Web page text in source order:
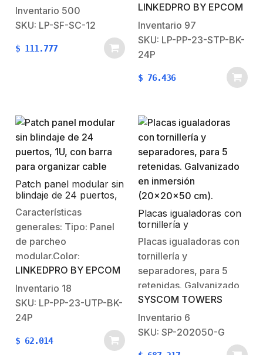
instalaciones aéreas. Se
puede instalar
cable de fibra ADSS sin
Inventario 500
SKU: LP-SF-SC-12
$ 111.777
Negro.No. de puertos:
24. Unidades de rack:
1.Compatible solo con
jacks de Linkedpro con
180º:LPKJ549WH,
LPKJ6A04, LPKJ6AS04,
LPKJ5S04, LPKJ6S04. 1
año de garantía
LINKEDPRO BY EPCOM
Inventario 97
SKU: LP-PP-23-STP-BK-
24P
$ 76.436
Patch panel modular sin
blindaje de 24 puertos,
1U, con barra para
organizar cable
Características
generales: Tipo: Panel
de parcheo
modular.Color:
Negro.No. de puertos:
24. Unidades de rack:
1.Compatible solo con
jacks de Linkedpro con
180º:LPKJ549WH, LPKJ649WH,
LINKEDPRO BY EPCOM
Inventario 18
SKU: LP-PP-23-UTP-BK-
24P
$ 62.014
Placas igualadoras con
tornillería y
separadores, para 5
retenidas. Galvanizado
en inmersión
(20x20x50 cm).
Placas igualadoras con
tornillería y
separadores, para 5
retenidas. Galvanizado
en inmersión
(20x20x50 cm).
SYSCOM TOWERS
Inventario 6
SKU: SP-202050-G